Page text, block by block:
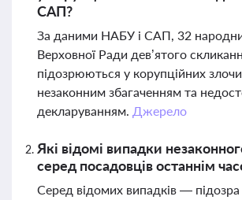
САП?
За даними НАБУ і САП, 32
Верховної Ради дев’ятого
підозрюються у корупційних
незаконним збагаченням та
декларуванням. Джерело
Які відомі випадки
серед посадовців останнім
Серед відомих випадків — підозра